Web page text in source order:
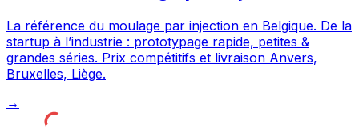
La référence du moulage par injection en Belgique. De la
startup à l’industrie : prototypage rapide, petites &
grandes séries. Prix compétitifs et livraison Anvers,
Bruxelles, Liège.
→